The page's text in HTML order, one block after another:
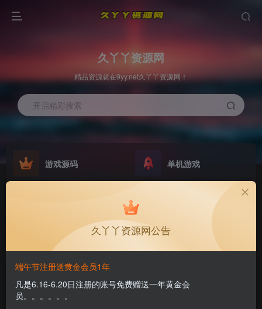
久丫丫资源网
精品资源就在9yy.net久丫丫资源网！
开启精彩搜索
游戏源码 单机游戏
欢迎大家无偿赞助！
欢迎大家无偿赞助！
[页游] 网页游戏单机版 悍将三国一键端 win7系统
64位运行 无限元宝VIP
久丫丫资源网公告
端午节注册送黄金会员1年
凡是6.16-6.20日注册的账号免费赠送一年黄金会
员。。。。。。